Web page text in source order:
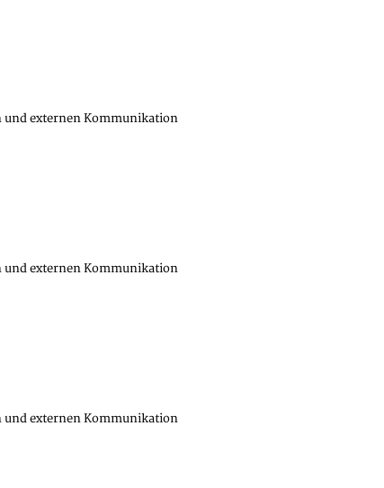
und externen Kommunikation
und externen Kommunikation
und externen Kommunikation